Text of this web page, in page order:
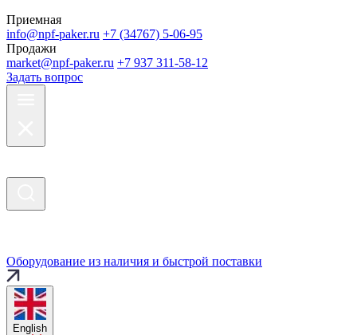
Приемная
info@npf-paker.ru +7 (34767) 5-06-95
Продажи
market@npf-paker.ru +7 937 311-58-12
Задать вопрос
Оборудование из наличия и быстрой поставки
English